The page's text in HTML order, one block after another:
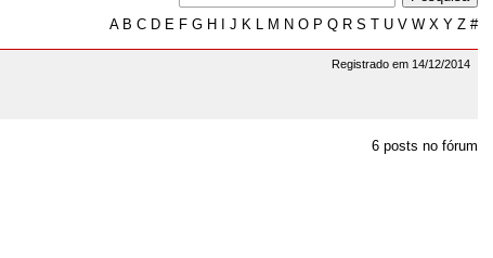
AB C D E F G H J K L M N O P Q R S T U V W X Y Z #
Registrado em 14/12/2014
6 posts no fórum